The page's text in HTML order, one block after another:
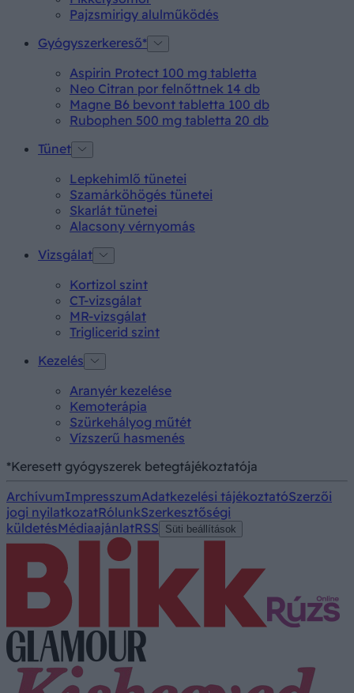
Pajzsmirigy alulműködés
Gyógyszerkereső*
Aspirin Protect 100 mg tabletta
Neo Citran por felnőttnek 14 db
Magne B6 bevont tabletta 100 db
Rubophen 500 mg tabletta 20 db
Tünet
Lepkehimlő tünetei
Szamárköhögés tünetei
Skarlát tünetei
Alacsony vérnyomás
Vizsgálat
Kortizol szint
CT-vizsgálat
MR-vizsgálat
Triglicerid szint
Kezelés
Aranyér kezelése
Kemoterápia
Szürkehályog műtét
Vízszerű hasmenés
*Keresett gyógyszerek betegtájékoztatója
ArchívumImpresszumAdatkezelési tájékoztatóSzerzői
jogi nyilatkozatRólunkSzerkesztőségi
küldetésMédiaajánlatRSS Süti beállítások